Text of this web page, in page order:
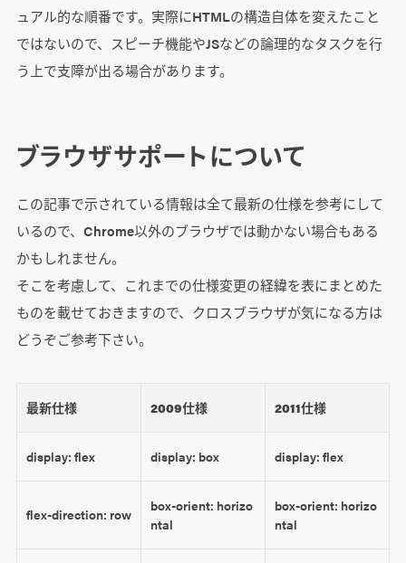
ュアル的な順番です。実際にHTMLの構造自体を変えたこと
ではないので、スピーチ機能やJSなどの論理的なタスクを行
う上で支障が出る場合があります。
ブラウザサポートについて
この記事で示されている情報は全て最新の仕様を参考にして
いるので、Chrome以外のブラウザでは動かない場合もある
かもしれません。
そこを考慮して、これまでの仕様変更の経緯を表にまとめた
ものを載せておきますので、クロスブラウザが気になる方は
どうぞご参考下さい。
最新仕様 2009仕様 2011仕様
display: flex display: box display: flex
flex-direction: row
box-orient: horizo
ntal
box-orient: horizo
ntal